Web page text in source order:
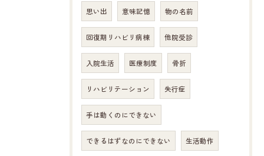
思い出 意味記憶 物の名前
回復期リハビリ病棟 他院受診
入院生活 医療制度 骨折
リハビリテーション 失行症
手は動くのにできない
できるはずなのにできない 生活動作